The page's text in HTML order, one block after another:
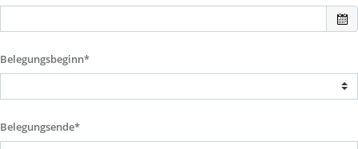
Belegungsbeginn*
Belegungsende*